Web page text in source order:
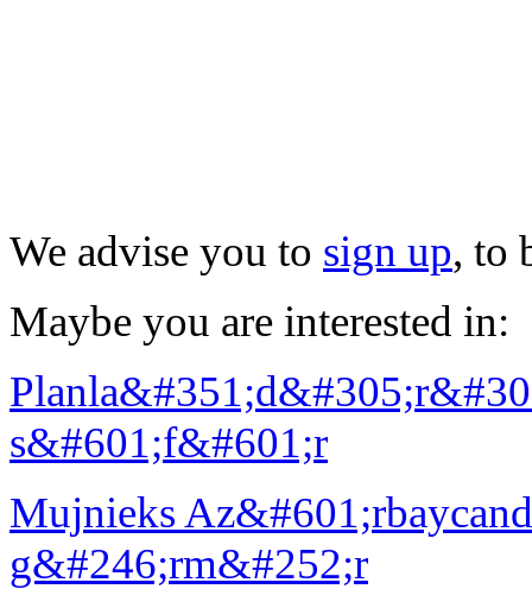
We advise you to sign up, to
Maybe you are interested in:
s&#601;f&#601;r
Mujnieks
g&#246;rm&#252;r